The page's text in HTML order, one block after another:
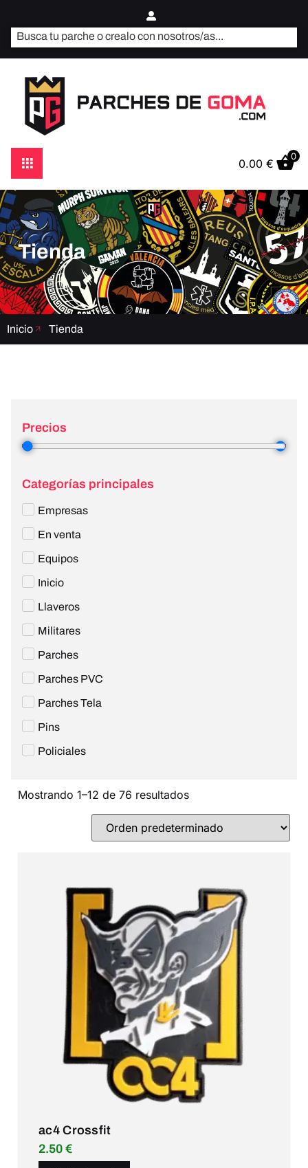
0.00 €
0
Tienda
Inicio Tienda
Precios
Categorías principales
Empresas
En venta
Equipos
Inicio
Llaveros
Militares
Parches
Parches PVC
Parches Tela
Pins
Policiales
Mostrando 1–12 de 76 resultados
ac4 Crossfit
2.50 €